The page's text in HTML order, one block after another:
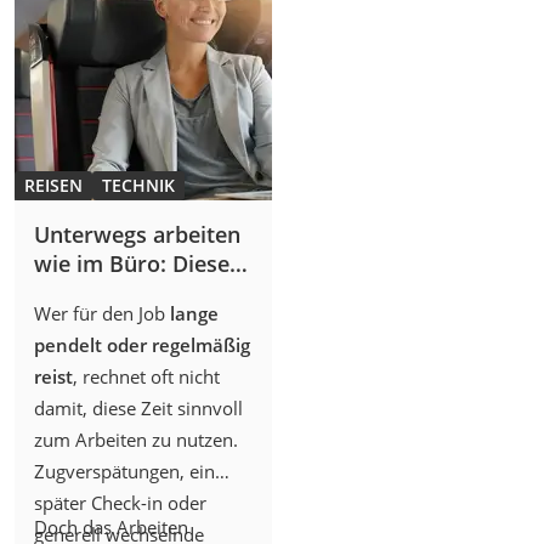
normalen Abend ein
Highlight zu machen.
soll Inspiration geben,
was an einem
Sommerabend im Garten
für
leckeres Essen, gute
Getränke, Entspannung
und unvergessliche
Momente
sorgen kann.
REISEN TECHNIK
Unterwegs arbeiten
wie im Büro: Diese
machen’s möglich
Wer für den Job lange
pendelt oder regelmäßig
reist, rechnet oft nicht
damit, diese Zeit sinnvoll
zum Arbeiten zu nutzen.
Zugverspätungen, ein
später Check-in oder
generell wechselnde
Doch das Arbeiten